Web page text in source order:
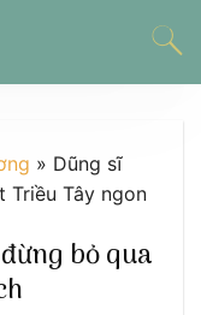
» Dũng sĩ
Tây ngon
bỏ qua